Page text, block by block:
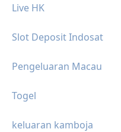
Live HK
Slot Deposit Indosat
Pengeluaran Macau
Togel
keluaran kamboja